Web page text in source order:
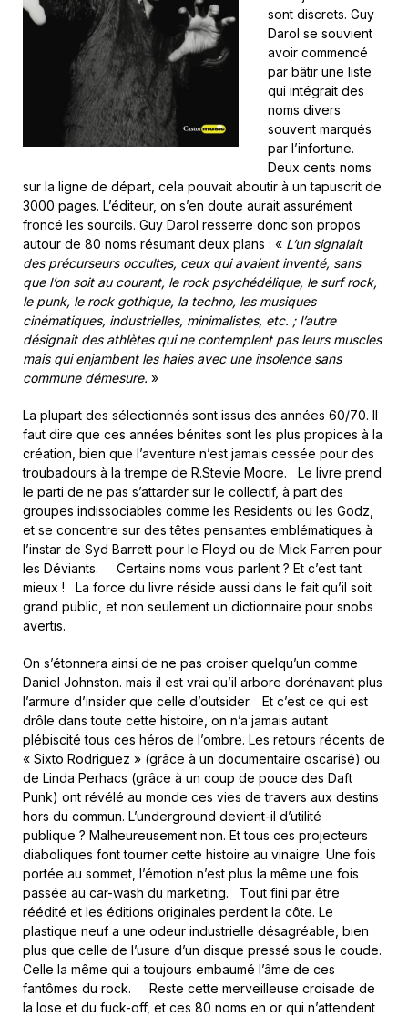
sont discrets. Guy
Darol se souvient
avoir commencé
par bâtir une liste
qui intégrait des
noms divers
souvent marqués
par l’infortune.
Deux cents noms
sur la ligne de départ, cela pouvait aboutir à un tapuscrit de
3000 pages. L’éditeur, on s’en doute aurait assurément
froncé les sourcils. Guy Darol resserre donc son propos
autour de 80 noms résumant deux plans : « L’un signalait
des précurseurs occultes, ceux qui avaient inventé, sans
que l’on soit au courant, le rock psychédélique, le surf rock,
le punk, le rock gothique, la techno, les musiques
cinématiques, industrielles, minimalistes, etc. ; l’autre
désignait des athlètes qui ne contemplent pas leurs muscles
mais qui enjambent les haies avec une insolence sans
commune démesure. »
La plupart des sélectionnés sont issus des années 60/70. Il
faut dire que ces années bénites sont les plus propices à la
création, bien que l’aventure n’est jamais cessée pour des
troubadours à la trempe de R.Stevie Moore. Le livre prend
le parti de ne pas s’attarder sur le collectif, à part des
groupes indissociables comme les Residents ou les Godz,
et se concentre sur des têtes pensantes emblématiques à
l’instar de Syd Barrett pour le Floyd ou de Mick Farren pour
les Déviants. Certains noms vous parlent ? Et c’est tant
mieux ! La force du livre réside aussi dans le fait qu’il soit
grand public, et non seulement un dictionnaire pour snobs
avertis.
On s’étonnera ainsi de ne pas croiser quelqu’un comme
Daniel Johnston. mais il est vrai qu’il arbore dorénavant plus
l’armure d’insider que celle d’outsider. Et c’est ce qui est
drôle dans toute cette histoire, on n’a jamais autant
plébiscité tous ces héros de l’ombre. Les retours récents de
« Sixto Rodriguez » (grâce à un documentaire oscarisé) ou
de Linda Perhacs (grâce à un coup de pouce des Daft
Punk) ont révélé au monde ces vies de travers aux destins
hors du commun. L’underground devient-il d’utilité
publique ? Malheureusement non. Et tous ces projecteurs
diaboliques font tourner cette histoire au vinaigre. Une fois
portée au sommet, l’émotion n’est plus la même une fois
passée au car-wash du marketing. Tout fini par être
réédité et les éditions originales perdent la côte. Le
plastique neuf a une odeur industrielle désagréable, bien
plus que celle de l’usure d’un disque pressé sous le coude.
Celle la même qui a toujours embaumé l’âme de ces
fantômes du rock. Reste cette merveilleuse croisade de
la lose et du fuck-off, et ces 80 noms en or qui n’attendent